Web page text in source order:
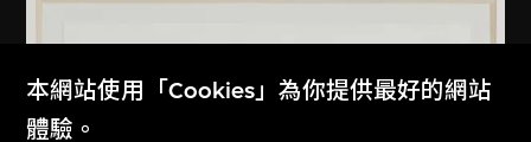
本網站使用「Cookies」為你提供最好的網站
體驗。